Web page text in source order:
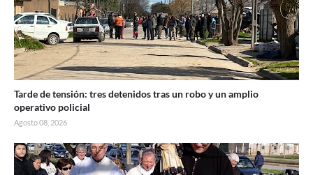
Tarde de tensión: tres detenidos tras un robo y un amplio
operativo policial
Agosto 08, 2026